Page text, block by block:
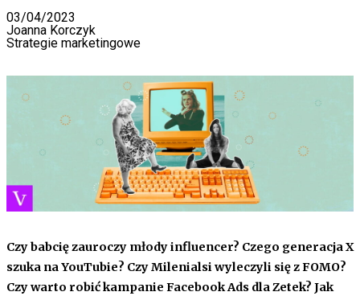
03/04/2023
Joanna Korczyk
Strategie marketingowe
Czy babcię zauroczy młody influencer? Czego generacja X
szuka na YouTubie? Czy Milenialsi wyleczyli się z FOMO?
Czy warto robić kampanie Facebook Ads dla Zetek? Jak